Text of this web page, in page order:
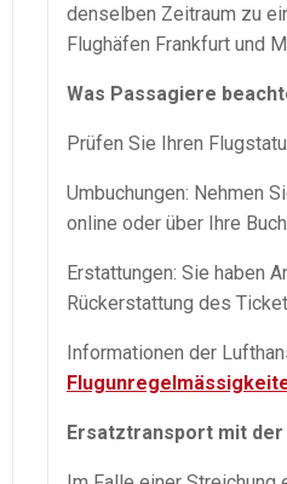
denselben Zeitraum zu
Flughäfen Frankfurt und
Was Passagiere
Prüfen Sie Ihren
Umbuchungen: Nehmen
online oder über Ihre
Erstattungen: Sie haben
Rückerstattung des
Informationen der
Ersatztransport mit der